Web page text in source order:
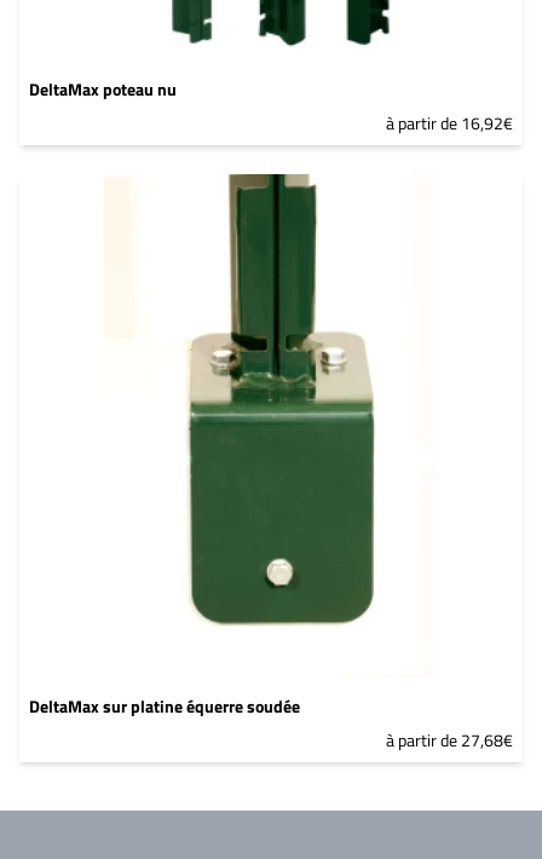
DeltaMax poteau nu
à partir de 16,92€
DeltaMax sur platine équerre soudée
à partir de 27,68€